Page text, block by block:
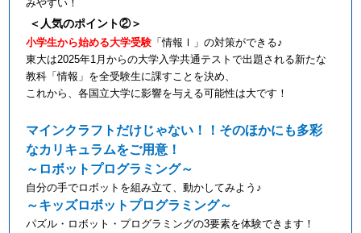
みやすい！
＜人気のポイント②＞
小学生から始める大学受験 「情報Ⅰ」の対策ができる♪
東大は2025年1月からの大学入学共通テストで出題される新たな
教科「情報」を全受験生に課すことを決め、
これから、各国立大学に影響を与える可能性は大です！
マインクラフトだけじゃない！！そのほかにも多彩
なカリキュラムをご用意！
～ロボットプログラミング～
自分の手でロボットを組み立て、動かしてみよう♪
～キッズロボットプログラミング～
パズル・ロボット・プログラミングの3要素を体験できます！